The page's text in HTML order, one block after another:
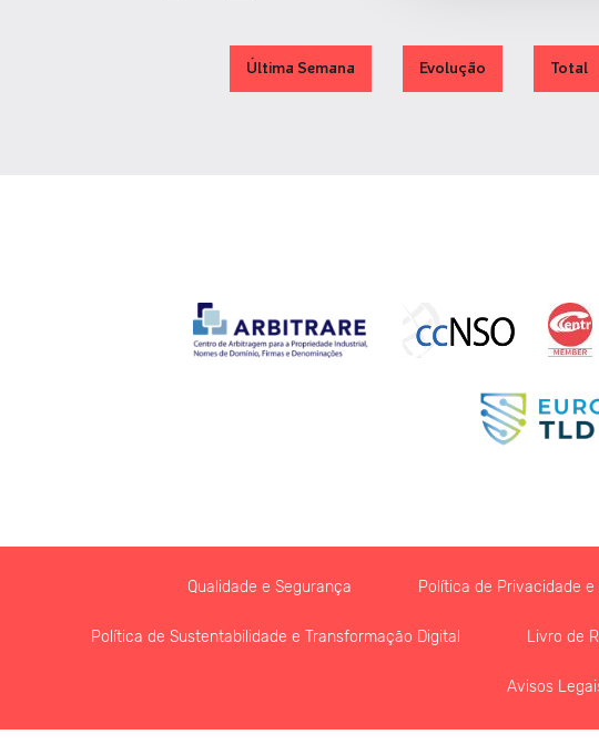
Última Semana Evolução Total
Qualidade e Segurança Política de Privacidade
Política de Sustentabilidade e Transformação Digital Livro de
Avisos